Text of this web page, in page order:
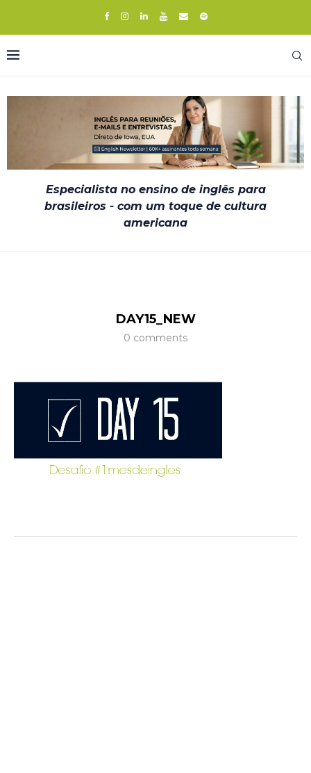
Especialista no ensino de inglês para
brasileiros - com um toque de cultura
americana
DAY15_NEW
0 comments